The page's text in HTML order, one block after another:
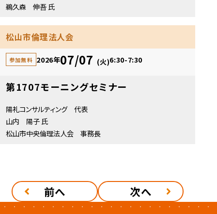
鵜久森 伸吾 氏
松山市倫理法人会
参加無料 2026年07/07 (火)6:30-7:30
第1707モーニングセミナー
陽礼コンサルティング 代表
山内 陽子 氏
松山市中央倫理法人会 事務長
前へ 次へ